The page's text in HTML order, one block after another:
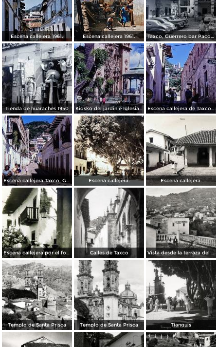
Escena callejera 1961. Escena callejera 1961. Taxco, Guerrero bar Paco 1950
Tienda de huaraches 1950 Kiosko del jardin e Iglesia de Taxco, Guerrero 1967. Escena callejera de Taxco, Guerrero 1967.
Escena callejera Taxco, Guerrero 1967. Escena callejera. Escena callejera.
Escena callejera por el fotografo Hugo Brehme. Calles de Taxco Vista desde la terraza del Hotel Taxqueño
Templo de Santa Prisca Templo de Santa Prisca Tianguis